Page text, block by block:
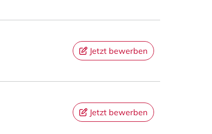
Jetzt bewerben
Jetzt bewerben